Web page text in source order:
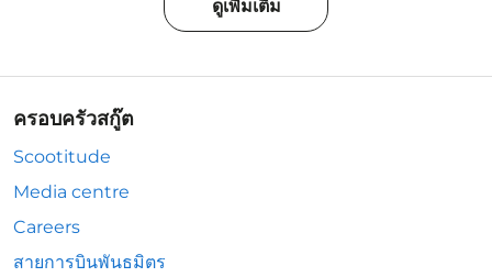
ดูเพิ่มเติม
ครอบครัวสกู๊ต
Scootitude
Media centre
Careers
สายการบินพันธมิตร